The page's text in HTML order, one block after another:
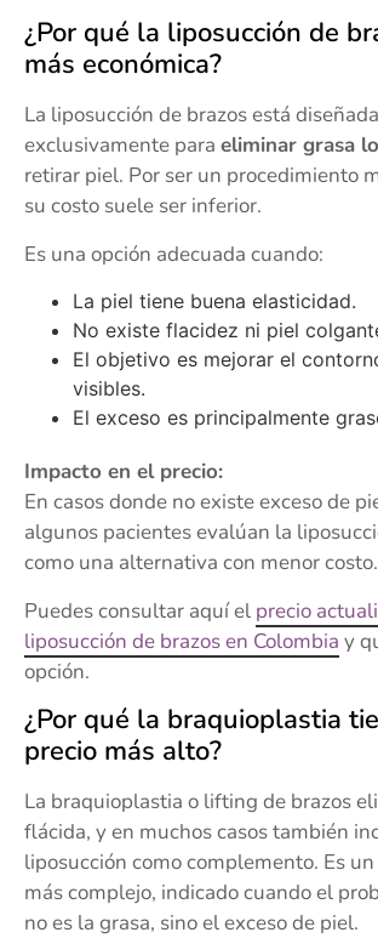
¿Por qué la liposucción de
más económica?
La liposucción de brazos está diseñada
exclusivamente para eliminar grasa
retirar piel. Por ser un procedimiento
su costo suele ser inferior.
Es una opción adecuada cuando:
La piel tiene buena elasticidad.
No existe flacidez ni piel
El objetivo es mejorar el
visibles.
El exceso es principalmente
Impacto en el precio:
En casos donde no existe exceso de
algunos pacientes evalúan la
como una alternativa con menor costo.
Puedes consultar aquí el precio
liposucción de brazos en Colombia y
opción.
¿Por qué la braquioplastia
precio más alto?
La braquioplastia o lifting de brazos
flácida, y en muchos casos también
liposucción como complemento. Es
más complejo, indicado cuando el
no es la grasa, sino el exceso de piel.